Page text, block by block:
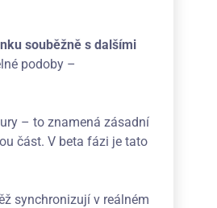
souběžně s dalšími
podoby –
– to znamená zásadní
část. V beta fázi je tato
synchronizují v reálném